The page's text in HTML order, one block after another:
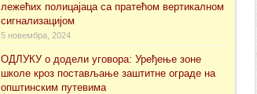
лежећих полицајаца са пратећом вертикалном
сигнализацијом
5 новембра, 2024
ОДЛУКУ о додели уговора: Уређење зоне
школе кроз постављање заштитне ограде на
општинским путевима